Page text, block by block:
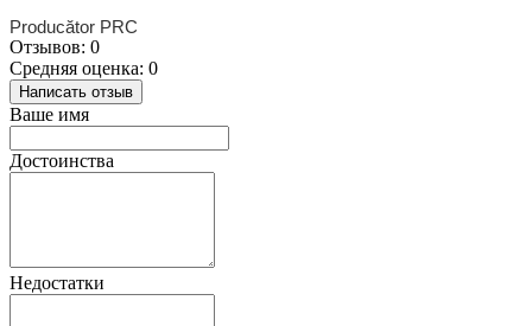
Producător PRC
Отзывов: 0
Средняя оценка: 0
Написать отзыв
Ваше имя
Достоинства
Недостатки